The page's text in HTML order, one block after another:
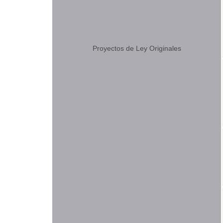
Proyectos de Ley Originales